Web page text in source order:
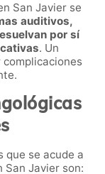
San Javier se
auditivos,
por sí
. Un
que se acude a
Javier son: